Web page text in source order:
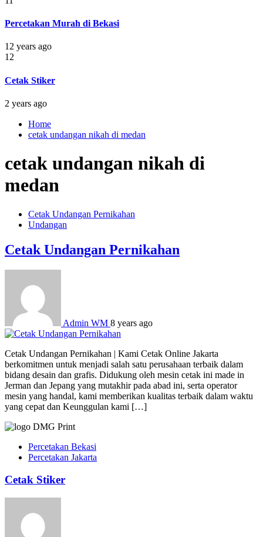
Percetakan Murah di Bekasi
12 years ago
12
Cetak Stiker
2 years ago
Home
cetak undangan nikah di medan
cetak undangan nikah di
medan
Cetak Undangan Pernikahan
Undangan
Cetak Undangan Pernikahan
Admin WM 8 years ago
Cetak Undangan Pernikahan | Kami Cetak Online Jakarta
berkomitmen untuk menjadi salah satu perusahaan terbaik dalam
bidang desain dan grafis. Didukung oleh mesin cetak ini made in
Jerman dan Jepang yang mutakhir pada abad ini, serta operator
mesin yang handal, kami memberikan kualitas terbaik dalam waktu
yang cepat dan Keunggulan kami […]
Percetakan Bekasi
Percetakan Jakarta
Cetak Stiker